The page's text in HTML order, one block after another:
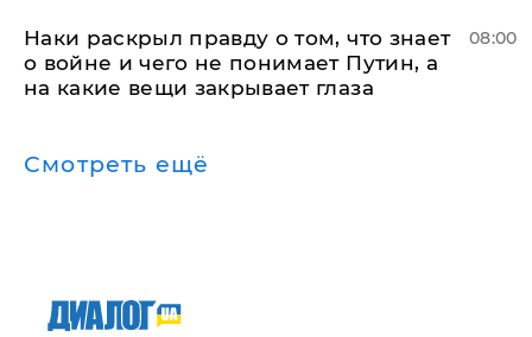
Наки раскрыл правду о том, что знает
о войне и чего не понимает Путин, а
на какие вещи закрывает глаза
08:00
Смотреть ещё